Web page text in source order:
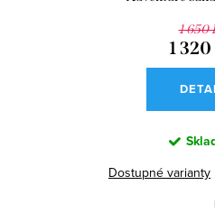
1 650
1
Dostupné varianty